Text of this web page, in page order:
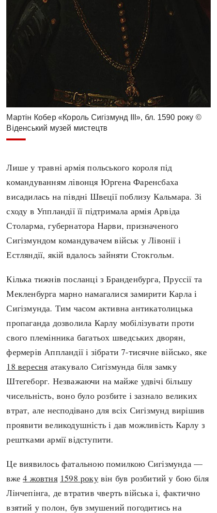
Мартін Кобер «Король Сигізмунд III», бл. 1590 року ©
Віденський музей мистецтв
Лише у травні армія польського короля під
командуванням лівонця Юргена Фаренсбаха
висадилась на півдні Швеції поблизу Кальмара. Зі
сходу в Уппландії її підтримала армія Арвіда
Столарма, губернатора Нарви, призначеного
Сигізмундом командувачем військ у Лівонії і
Естляндії, якій вдалось зайняти Стокгольм.
Кілька тижнів посланці з Бранденбурга, Пруссії та
Мекленбурга марно намагалися замирити Карла і
Сигізмунда. Тим часом активна антикатолицька
пропаганда дозволила Карлу мобілізувати проти
свого племінника багатьох шведських дворян,
фермерів Аппландії і зібрати 7-тисячне військо, яке
18 вересня атакувало Сигізмунда біля замку
Штегеборг. Незважаючи на майже удвічі більшу
чисельність, воно було розбите і зазнало великих
втрат, але несподівано для всіх Сигізмунд вирішив
проявити великодушність і дав можливість Карлу з
рештками армії відступити.
Це виявилось фатальною помилкою Сигізмунда —
вже4 жовтня 1598 рокувін був розбитий у бою біля
Лінчепінга, де втратив чверть війська і, фактично
взятий у полон, був змушений погодитись на